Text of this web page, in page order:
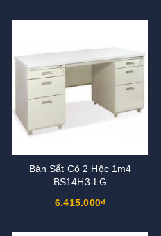
Bàn Sắt Có 2 Hộc 1m4
BS14H3-LG
6.415.000₫